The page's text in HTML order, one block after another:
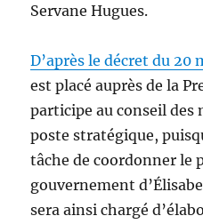
Servane Hugues.
D’après le décret du 20
est placé auprès de la
participe au conseil des
poste stratégique,
tâche de coordonner le
gouvernement
sera ainsi chargé